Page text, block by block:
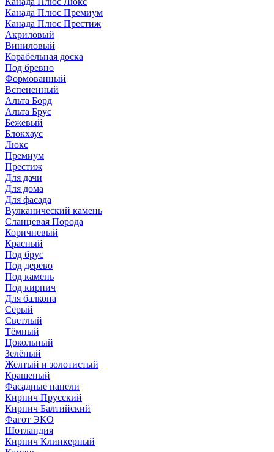
Канада Плюс Премиум
Канада Плюс Престиж
Акриловый
Виниловый
Корабельная доска
Под бревно
Формованный
Вспененный
Альта Борд
Альта Брус
Бежевый
Блокхаус
Люкс
Премиум
Престиж
Для дачи
Для дома
Для фасада
Вулканический камень
Сланцевая Порода
Коричневый
Красный
Под брус
Под дерево
Под камень
Под кирпич
Для балкона
Серый
Светлый
Тёмный
Цокольный
Зелёный
Жёлтый и золотистый
Крашеный
Фасадные панели
Кирпич Прусский
Кирпич Балтийский
Фагот ЭКО
Шотландия
Кирпич Клинкерный